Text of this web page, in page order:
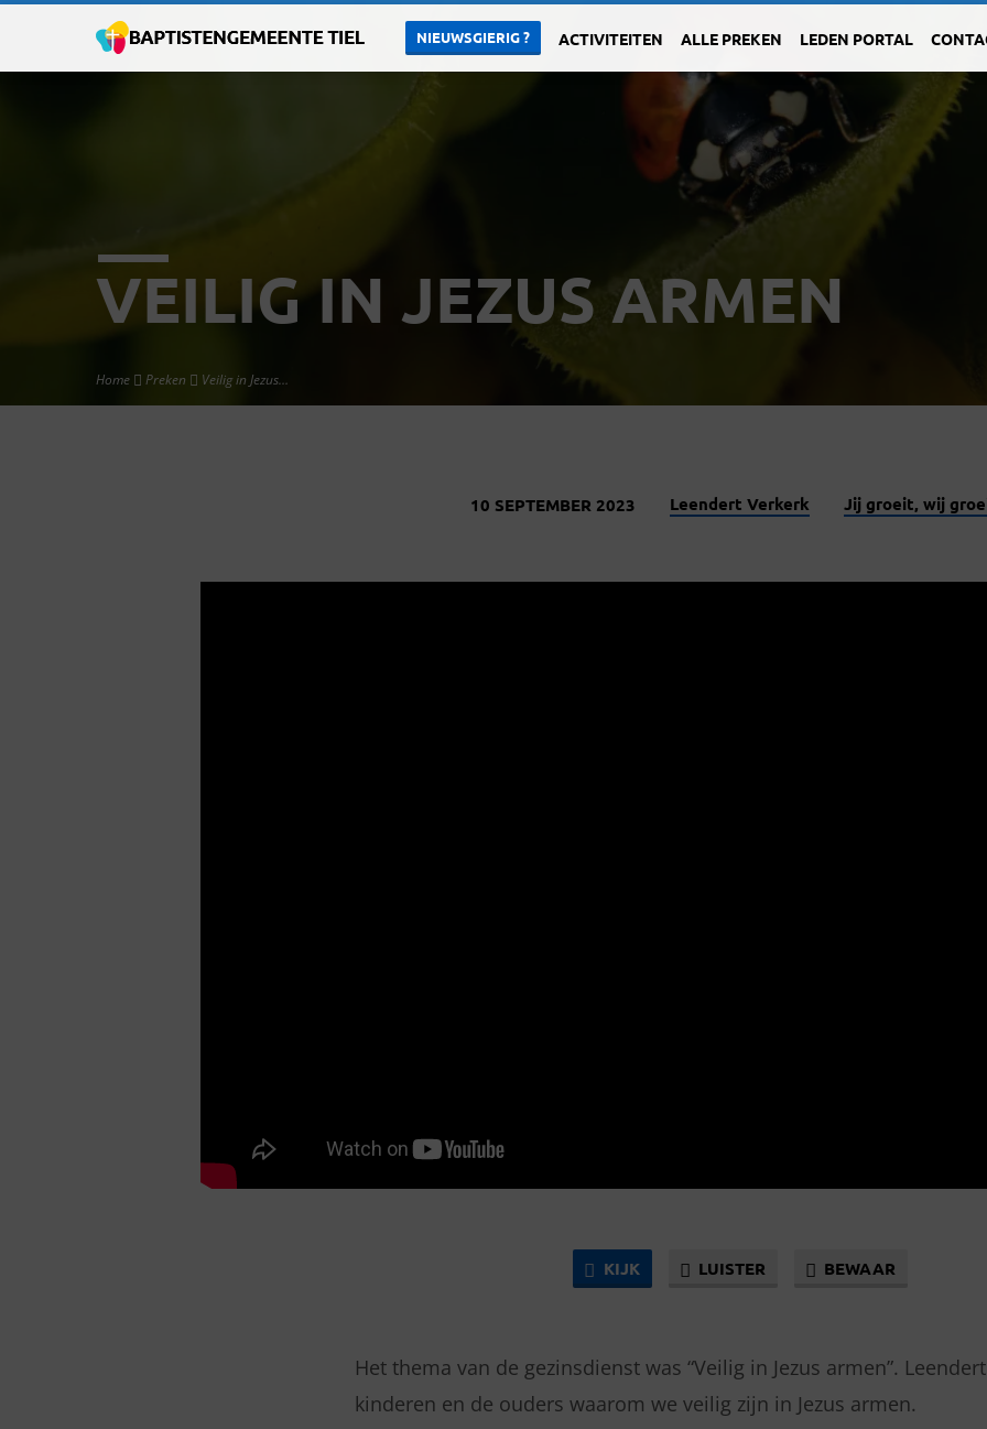
NIEUWSGIERIG ? ACTIVITEITEN ALLE PREKEN LEDEN PORTAL
VEILIG IN JEZUS ARMEN
Home Preken Veilig in Jezus…
10 SEPTEMBER 2023 Leendert Verkerk Jij groeit, wij
KIJK LUISTER BEWAAR
Het thema van de gezinsdienst was “Veilig in Jezus armen”.
kinderen en de ouders waarom we veilig zijn in Jezus armen.